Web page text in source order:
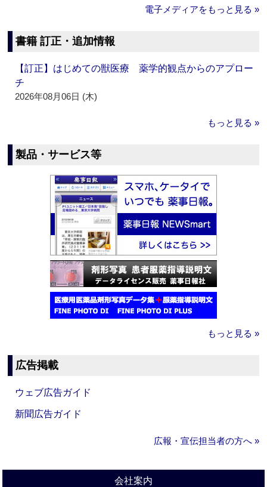
電子メディアをもっと見る »
書籍 訂正・追加情報
【訂正】はじめての獣医療 薬学的観点からのアプロー
チ
2026年08月06日 (木)
もっと見る »
製品・サービス等
もっと見る »
広告掲載
ウェブ広告ガイド
新聞広告ガイド
広報・宣伝担当者の方へ »
会社案内